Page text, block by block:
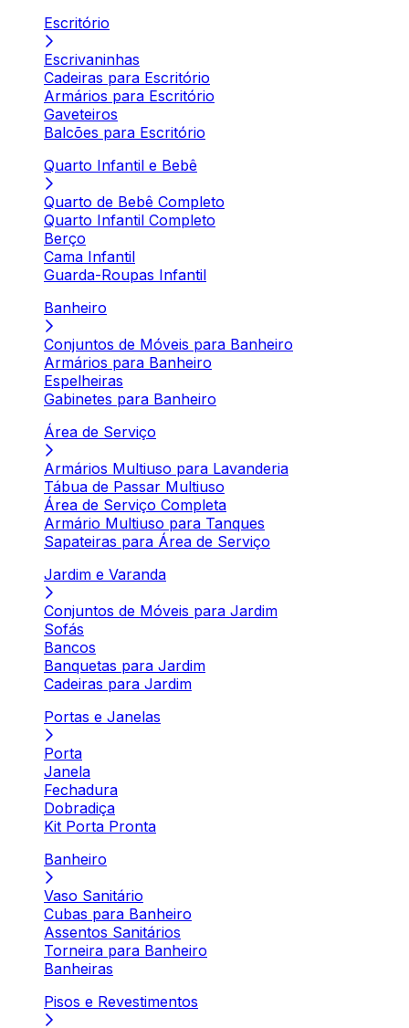
Escritório
Escrivaninhas
Cadeiras para Escritório
Armários para Escritório
Gaveteiros
Balcões para Escritório
Quarto Infantil e Bebê
Quarto de Bebê Completo
Quarto Infantil Completo
Berço
Cama Infantil
Guarda-Roupas Infantil
Banheiro
Conjuntos de Móveis para Banheiro
Armários para Banheiro
Espelheiras
Gabinetes para Banheiro
Área de Serviço
Armários Multiuso para Lavanderia
Tábua de Passar Multiuso
Área de Serviço Completa
Armário Multiuso para Tanques
Sapateiras para Área de Serviço
Jardim e Varanda
Conjuntos de Móveis para Jardim
Sofás
Bancos
Banquetas para Jardim
Cadeiras para Jardim
Portas e Janelas
Porta
Janela
Fechadura
Dobradiça
Kit Porta Pronta
Banheiro
Vaso Sanitário
Cubas para Banheiro
Assentos Sanitários
Torneira para Banheiro
Banheiras
Pisos e Revestimentos